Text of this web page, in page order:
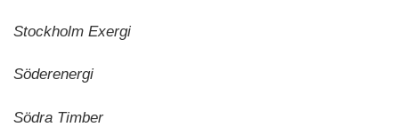
Stockholm Exergi
Söderenergi
Södra Timber